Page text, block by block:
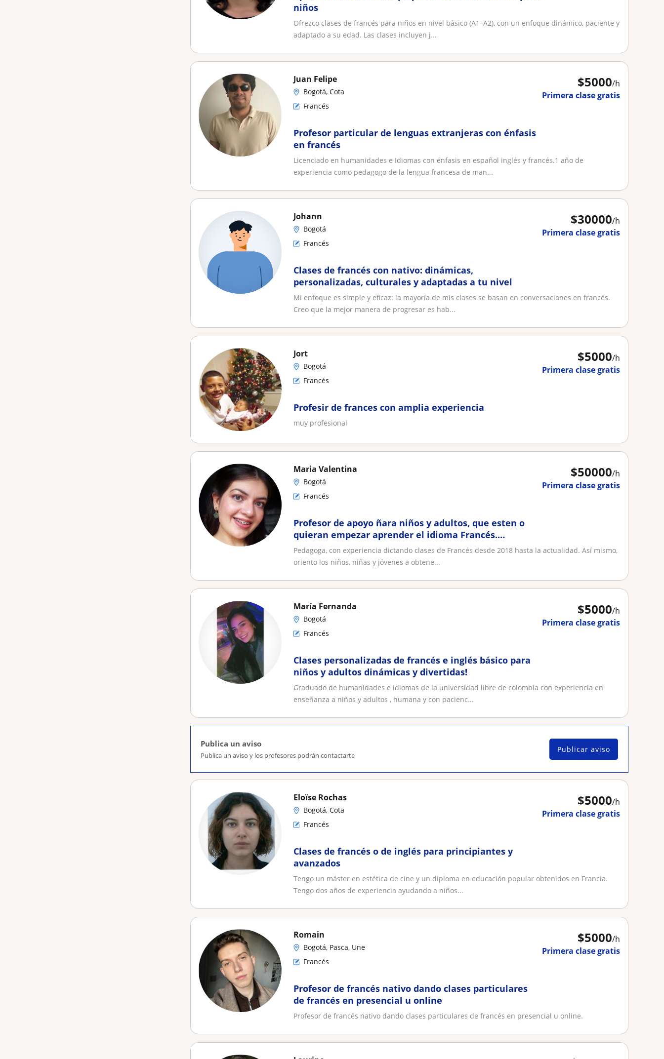
niños
Ofrezco clases de francés para niños en nivel básico (A1–A2), con un enfoque dinámico, paciente y
adaptado a su edad. Las clases incluyen j...
$5000/h
Primera clase gratis
Juan Felipe
Bogotá, Cota
Francés
Profesor particular de lenguas extranjeras con énfasis
en francés
Licenciado en humanidades e Idiomas con énfasis en español inglés y francés.1 año de
experiencia como pedagogo de la lengua francesa de man...
$30000/h
Primera clase gratis
Johann
Bogotá
Francés
Clases de francés con nativo: dinámicas,
personalizadas, culturales y adaptadas a tu nivel
Mi enfoque es simple y eficaz: la mayoría de mis clases se basan en conversaciones en francés.
Creo que la mejor manera de progresar es hab...
$5000/h
Primera clase gratis
Jort
Bogotá
Francés
Profesir de frances con amplia experiencia
muy profesional
$50000/h
Primera clase gratis
Maria Valentina
Bogotá
Francés
Profesor de apoyo ñara niños y adultos, que esten o
quieran empezar aprender el idioma Francés.
Presencial y Online
Pedagoga, con experiencia dictando clases de Francés desde 2018 hasta la actualidad. Así mismo,
oriento los niños, niñas y jóvenes a obtene...
$5000/h
Primera clase gratis
María Fernanda
Bogotá
Francés
Clases personalizadas de francés e inglés básico para
niños y adultos dinámicas y divertidas!
Graduado de humanidades e idiomas de la universidad libre de colombia con experiencia en
enseñanza a niños y adultos , humana y con pacienc...
Publica un aviso
Publica un aviso y los profesores podrán contactarte
Publicar aviso
$5000/h
Primera clase gratis
Eloïse Rochas
Bogotá, Cota
Francés
Clases de francés o de inglés para principiantes y
avanzados
Tengo un máster en estética de cine y un diploma en educación popular obtenidos en Francia.
Tengo dos años de experiencia ayudando a niños...
$5000/h
Primera clase gratis
Romain
Bogotá, Pasca, Une
Francés
Profesor de francés nativo dando clases particulares
de francés en presencial u online
Profesor de francés nativo dando clases particulares de francés en presencial u online.